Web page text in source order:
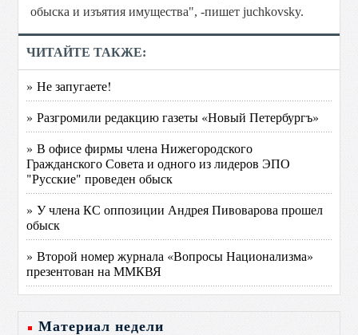
обыска и изъятия имущества", -пишет juchkovsky.
ЧИТАЙТЕ ТАКЖЕ:
» Не запугаете!
» Разгромили редакцию газеты «Новый Петербургъ»
» В офисе фирмы члена Нижегородского
Гражданского Совета и одного из лидеров ЭПО
"Русские" проведен обыск
» У члена КС оппозиции Андрея Пивоварова прошел
обыск
» Второй номер журнала «Вопросы Национализма»
презентован на ММКВЯ
Материал недели